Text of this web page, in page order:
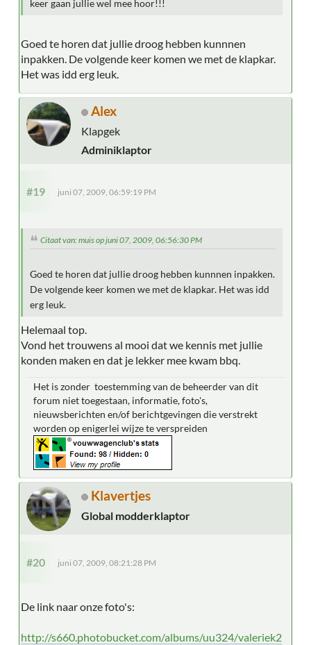
keer gaan jullie wel mee hoor!!!
Goed te horen dat jullie droog hebben kunnnen
inpakken. De volgende keer komen we met de klapkar.
Het was idd erg leuk.
Alex
Klapgek
Adminiklaptor
#19 juni 07, 2009, 06:59:19 PM
Citaat van: muis op juni 07, 2009, 06:56:30 PM
Goed te horen dat jullie droog hebben kunnnen inpakken.
De volgende keer komen we met de klapkar. Het was idd
erg leuk.
Helemaal top.
Vond het trouwens al mooi dat we kennis met jullie
konden maken en dat je lekker mee kwam bbq.
Het is zonder toestemming van de beheerder van dit
forum niet toegestaan, informatie, foto's,
nieuwsberichten en/of berichtgevingen die verstrekt
worden op enigerlei wijze te verspreiden
Klavertjes
Global modderklaptor
#20 juni 07, 2009, 08:21:28 PM
De link naar onze foto's:
http://s660.photobucket.com/albums/uu324/valeriek2